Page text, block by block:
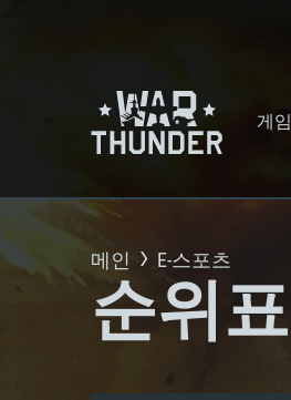
게임
메인 E-스포츠
순위표